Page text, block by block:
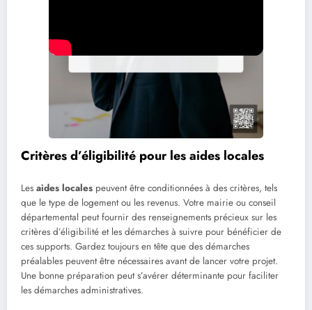
Critères d’éligibilité pour les aides locales
Les aides locales peuvent être conditionnées à des critères, tels
que le type de logement ou les revenus. Votre mairie ou conseil
départemental peut fournir des renseignements précieux sur les
critères d’éligibilité et les démarches à suivre pour bénéficier de
ces supports. Gardez toujours en tête que des démarches
préalables peuvent être nécessaires avant de lancer votre projet.
Une bonne préparation peut s’avérer déterminante pour faciliter
les démarches administratives.